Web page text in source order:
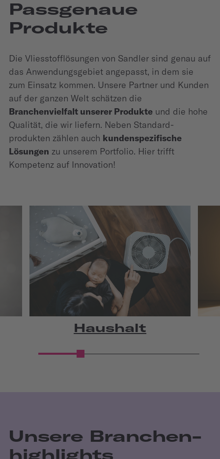
Passgenaue
Produkte
Die Vliesstoff­­­lösungen von Sandler sind genau auf
das Anwendungs­­­gebiet angepasst, in dem sie
zum Einsatz kommen. Unsere Partner und Kunden
auf der ganzen Welt schätzen die
Branchenvielfalt unserer Produkte und die hohe
Qualität, die wir liefern. Neben Standard­­­
produkten zählen auch kunden­­­spezifische
Lösungen zu unserem Portfolio. Hier trifft
Kompetenz auf Innovation!
Haushalt
Unsere Branchen­
highlights